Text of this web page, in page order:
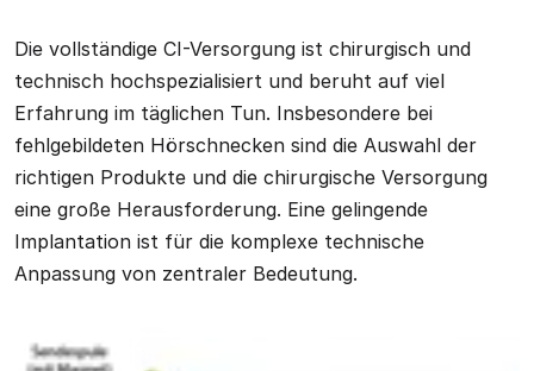
Die vollständige CI-Versorgung ist chirurgisch und
technisch hochspezialisiert und beruht auf viel
Erfahrung im täglichen Tun. Insbesondere bei
fehlgebildeten Hörschnecken sind die Auswahl der
richtigen Produkte und die chirurgische Versorgung
eine große Herausforderung. Eine gelingende
Implantation ist für die komplexe technische
Anpassung von zentraler Bedeutung.